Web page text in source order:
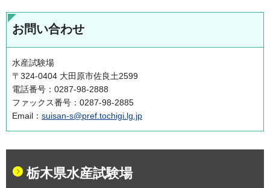
お問い合わせ
水産試験場
〒324-0404 大田原市佐良土2599
電話番号：0287-98-2888
ファックス番号：0287-98-2885
Email： suisan-s@pref.tochigi.lg.jp
栃木県水産試験場